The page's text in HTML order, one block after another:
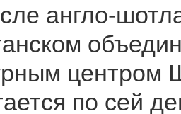
англо-
центром
по сей